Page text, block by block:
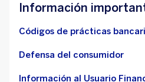
Información
Códigos de prácticas
Defensa del consumidor
Información al Usuario